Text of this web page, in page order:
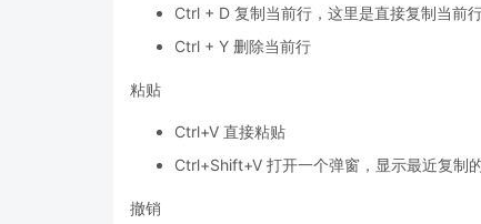
Ctrl + D 复制当前行，这里是直接复制当前
Ctrl + Y 删除当前行
粘贴
Ctrl+V 直接粘贴
Ctrl+Shift+V 打开一个弹窗，显示最近复制
撤销